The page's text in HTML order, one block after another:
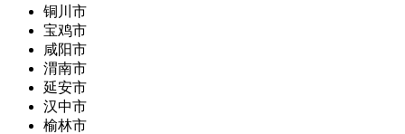
铜川市
宝鸡市
咸阳市
渭南市
延安市
汉中市
榆林市